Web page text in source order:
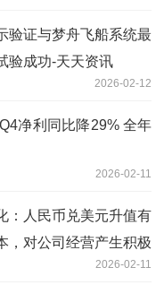
验证与梦舟飞船系统最
验成功-天天资讯
2026-02-12
净利同比降29% 全年
2026-02-11
：人民币兑美元升值有
，对公司经营产生积极
2026-02-11